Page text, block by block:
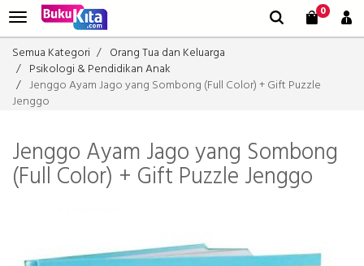
0
Semua Kategori
Orang Tua dan Keluarga
Psikologi & Pendidikan Anak
Jenggo Ayam Jago yang Sombong (Full Color) + Gift Puzzle
Jenggo
Jenggo Ayam Jago yang Sombong
(Full Color) + Gift Puzzle Jenggo